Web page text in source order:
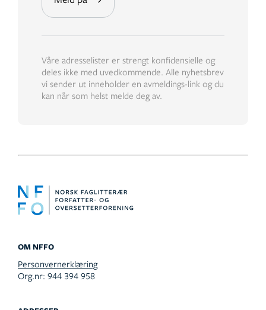
OM NFFO
Personvernerklæring
Org.nr: 944 394 958
Våre adresselister er strengt konfidensielle og
deles ikke med uvedkommende. Alle nyhetsbrev
vi sender ut inneholder en avmeldings-link og du
kan når som helst melde deg av.